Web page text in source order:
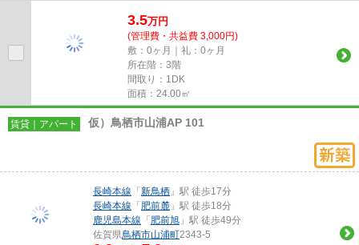
3.5万円
(管理費・共益費 3,000円)
敷：0ヶ月｜礼：0ヶ月
所在階：3階
間取り：1DK
面積：24.00㎡
賃貸｜アパート 仮）鳥栖市山浦AP 101
長崎本線 「新鳥栖 」駅 徒歩17分
長崎本線 「肥前麓 」駅 徒歩18分
鹿児島本線 「肥前旭 」駅 徒歩49分
佐賀県鳥栖市山浦町2343-5